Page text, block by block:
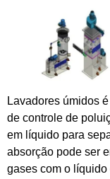
Lavadores úmidos
de controle de
em líquido para
absorção pode ser
gases com o